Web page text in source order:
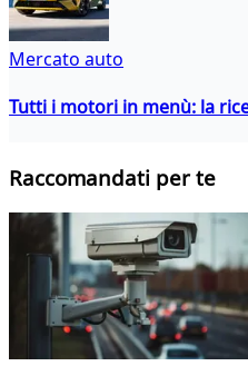
Mercato auto
Tutti i motori in menù: la
Raccomandati per te